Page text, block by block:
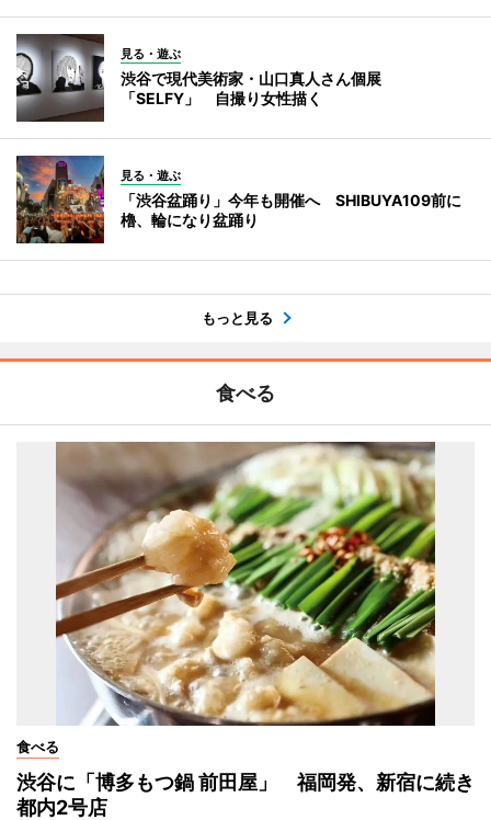
見る・遊ぶ
渋谷で現代美術家・山口真人さん個展
「SELFY」 自撮り女性描く
見る・遊ぶ
「渋谷盆踊り」今年も開催へ SHIBUYA109前に
櫓、輪になり盆踊り
もっと見る
食べる
食べる
渋谷に「博多もつ鍋 前田屋」 福岡発、新宿に続き
都内2号店